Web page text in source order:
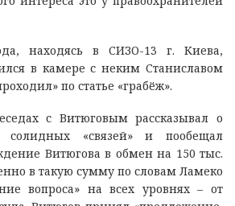
находясь в СИЗО-13 г. Киева,
в камере с неким Станиславом
по статье «грабёж».
с Витюговым рассказывал о
«связей» и пообещал
Витюгова в обмен на 150 тыс.
в такую сумму по словам Ламеко
вопроса» на всех уровнях – от